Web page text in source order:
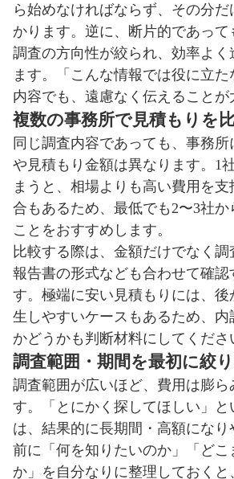
ら始めなければならず、その分
かります。逆に、断片的であっ
調査の方向性が絞られ、効率よく
ます。「こんな情報では役に立た
内容でも、遠慮なく伝えることが
複数の事務所で見積もりを
同じ調査内容であっても、事務
や見積もり金額は異なります。1
まうと、相場よりも高い費用を
合もあるため、最低でも2〜3社か
ことをおすすめします。
比較する際は、金額だけでなく調
報告書の形式なども合わせて確
す。極端に安い見積もりには、後
生しやすいケースもあるため、内
かどうかも判断材料にしてくださ
調査範囲・期間を最初に絞
調査範囲が広いほど、費用は膨ら
す。「とにかく探してほしい」
は、結果的に長期間・高額にな
前に「何を知りたいのか」「どこ
か」を自分なりに整理しておく